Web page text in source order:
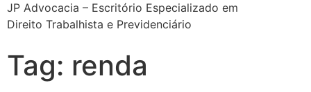
JP Advocacia – Escritório Especializado em
Direito Trabalhista e Previdenciário
Tag: renda